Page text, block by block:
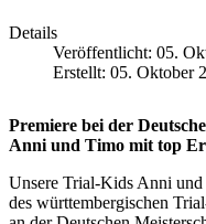
Details
Veröffentlicht: 05.
Erstellt: 05. Oktober
Premiere bei der
Anni und Timo mit top
Unsere Trial-Kids Anni und
des württembergischen